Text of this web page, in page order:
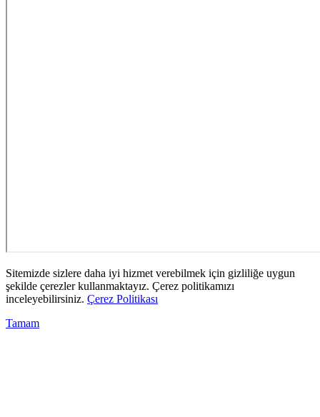
Sitemizde sizlere daha iyi hizmet verebilmek için gizliliğe uygun
şekilde çerezler kullanmaktayız. Çerez politikamızı
inceleyebilirsiniz. Çerez Politikası
Tamam